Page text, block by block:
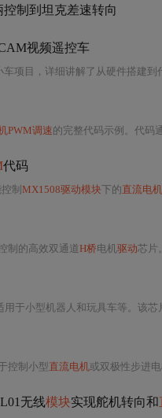
控制到坦克差速转向
视频遥控车
目，详细讲解了从硬件搭建到代码烧录
PWM调速的完整代码示例。代码
代码
制 MX1508驱动模块下的直流电机
制的高效双通道H桥电机驱动芯片
用于小型机器人和玩具车等。该芯
控制小型直流电机或双极性步进电
无线模块实现舵机转向和